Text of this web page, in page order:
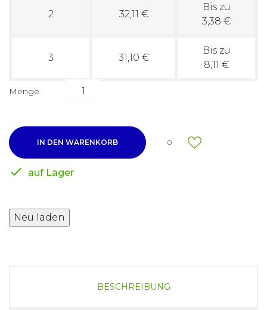
2 32,11 €
Bis zu
3,38 €
3 31,10 €
Bis zu
8,11 €
Menge
IN DEN WARENKORB 0
 auf Lager
BESCHREIBUNG